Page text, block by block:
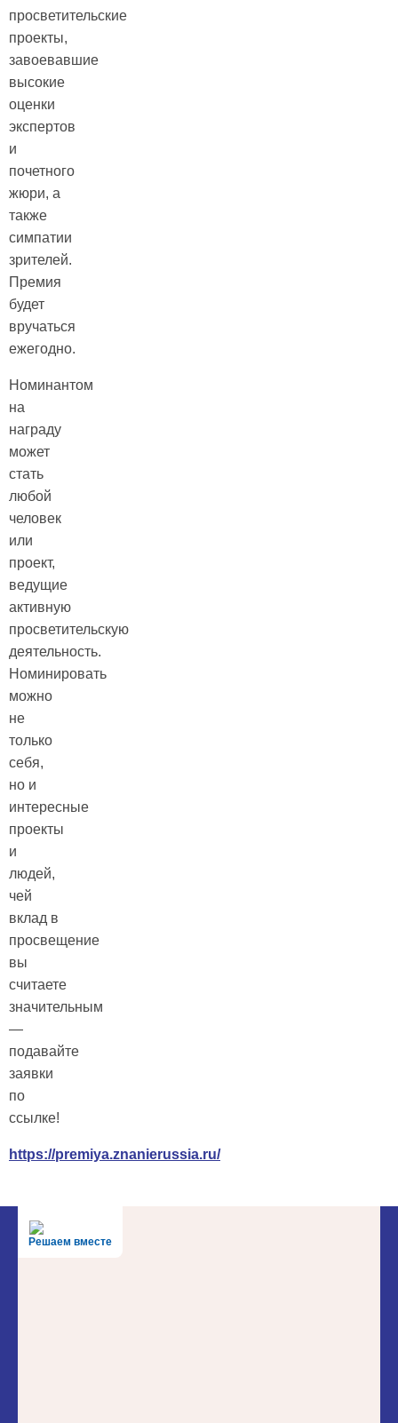
просветительские
проекты,
завоевавшие
высокие
оценки
экспертов
и
почетного
жюри, а
также
симпатии
зрителей.
Премия
будет
вручаться
ежегодно.
Номинантом
на
награду
может
стать
любой
человек
или
проект,
ведущие
активную
просветительскую
деятельность.
Номинировать
можно
не
только
себя,
но и
интересные
проекты
и
людей,
чей
вклад в
просвещение
вы
считаете
значительным
—
подавайте
заявки
по
ссылке!
https://premiya.znanierussia.ru/
Решаем вместе